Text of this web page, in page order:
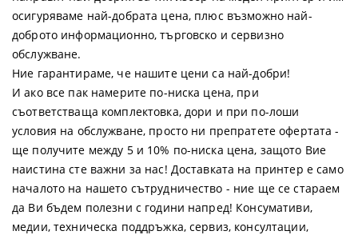
осигуряваме най-добрата цена, плюс възможно най-
доброто информационно, търговско и сервизно
обслужване.
Ние гарантираме, че нашите цени са най-добри!
И ако все пак намерите по-ниска цена, при
съответстваща комплектовка, дори и при по-лоши
условия на обслужване, просто ни препратете офертата -
ще получите между 5 и 10% по-ниска цена, защото Вие
наистина сте важни за нас! Доставката на принтер е само
началото на нашето сътрудничество - ние ще се стараем
да Ви бъдем полезни с години напред! Консумативи,
медии, техническа поддръжка, сервиз, консултации,